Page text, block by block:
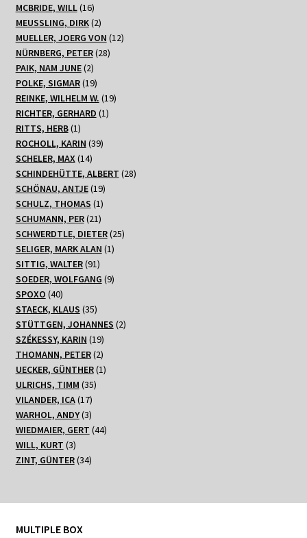
MCBRIDE, WILL 1616
Produkte
MEUSSLING, DIRK 22
Produkte
MUELLER, JOERG VON 1212
NÜRNBERG, PETER 2828
PAIK, NAM JUNE 22
Produkte
POLKE, SIGMAR 1919
Produkte
REINKE, WILHELM W. 1919
RICHTER, GERHARD 11
RITTS, HERB 11
Produkt
ROCHOLL, KARIN 3939
SCHELER, MAX 1414
Produkte
SCHINDEHÜTTE, ALBERT 2828
SCHÖNAU, ANTJE 1919
Produkte
SCHULZ, THOMAS 11
Produkt
SCHUMANN, PER 2121
Produkte
SCHWERDTLE, DIETER 2525
SELIGER, MARK ALAN 11
SITTIG, WALTER 9191
Produkte
SOEDER, WOLFGANG 99
SPOXO 4040
Produkte
STAECK, KLAUS 3535
Produkte
STÜTTGEN, JOHANNES 22
SZÉKESSY, KARIN 1919
Produkte
THOMANN, PETER 22
Produkte
UECKER, GÜNTHER 11
ULRICHS, TIMM 3535
VILANDER, ICA 1717
Produkte
WARHOL, ANDY 33
Produkte
WIEDMAIER, GERT 4444
WILL, KURT 33
Produkte
ZINT, GÜNTER 3434
MULTIPLE BOX